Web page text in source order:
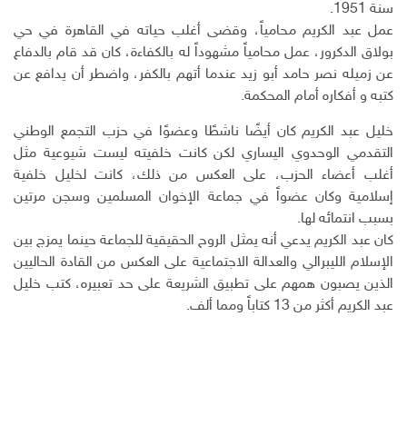
سنة 1951.
عمل عبد الكريم محامياً، وقضى أغلب حياته في القاهرة في حي
بولاق الدكرور، عمل محامياً مشهوداً له بالكفاءة، كان قد قام بالدفاع
عن زميله نصر حامد أبو زيد عندما أتهم بالكفر، واضطر أن يدافع عن
كتبه و أفكاره أمام المحكمة.
خليل عبد الكريم كان أيضًا ناشطًا وعضوًا في حزب التجمع الوطني
التقدمي الوحدوي اليساري لكن كانت خلفيته ليست شيوعية مثل
أغلب أعضاء الحزب، على العكس من ذلك، كانت لخليل خلفية
إسلامية وكان عضواً في جماعة الإخوان المسلمين وسجن مرتين
بسبب انتمائه لها.
كان عبد الكريم يدعي أنه يمثل الروح الحقيقية للجماعة حينما يمزج بين
الإسلام الليبرالي والعدالة الاجتماعية على العكس من القادة الحاليين
الذين يصبون همهم على تطبيق الشريعة على حد تعبيره، كتب خليل
عبد الكريم أكثر من 13 كتاباً ومما ألف.